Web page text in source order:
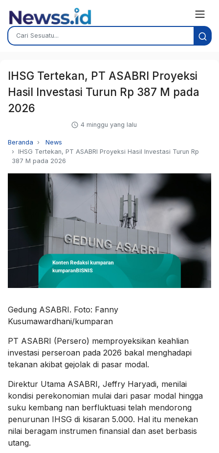
IHSG Tertekan, PT ASABRI Proyeksi
Hasil Investasi Turun Rp 387 M pada
2026
4 minggu yang lalu
Beranda
News
IHSG Tertekan, PT ASABRI Proyeksi Hasil Investasi Turun Rp
387 M pada 2026
Gedung ASABRI. Foto: Fanny
Kusumawardhani/kumparan
PT ASABRI (Persero) memproyeksikan keahlian
investasi perseroan pada 2026 bakal menghadapi
tekanan akibat gejolak di pasar modal.
Direktur Utama ASABRI, Jeffry Haryadi, menilai
kondisi perekonomian mulai dari pasar modal hingga
suku kembang nan berfluktuasi telah mendorong
penurunan IHSG di kisaran 5.000. Hal itu menekan
nilai beragam instrumen finansial dan aset berbasis
utang.